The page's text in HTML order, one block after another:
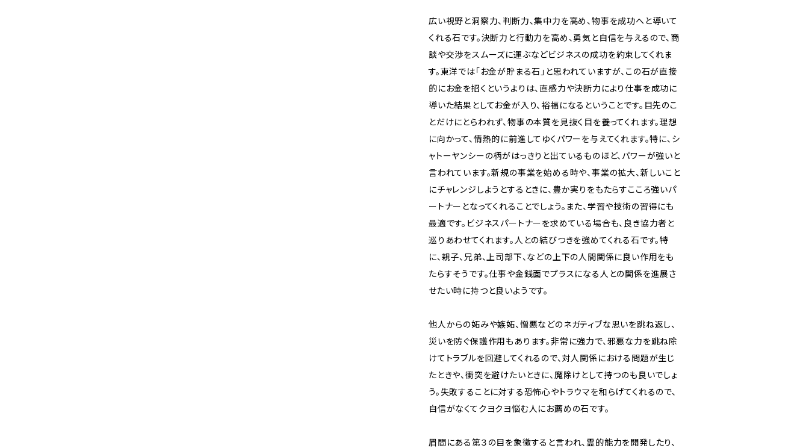
広い視野と洞察力、判断力、集中力を高め、物事を成功へと導いて
くれる石です。決断力と行動力を高め、勇気と自信を与えるので、商
談や交渉をスムーズに運ぶなどビジネスの成功を約束してくれま
す。東洋では「お金が貯まる石」と思われていますが、この石が直接
的にお金を招くというよりは、直感力や決断力により仕事を成功に
導いた結果としてお金が入り、裕福になるということです。目先のこ
とだけにとらわれず、物事の本質を見抜く目を養ってくれます。理想
に向かって、情熱的に前進してゆくパワーを与えてくれます。特に、シ
ャトーヤンシーの柄がはっきりと出ているものほど、パワーが強いと
言われています。新規の事業を始める時や、事業の拡大、新しいこと
にチャレンジしようとするときに、豊か実りをもたらすこころ強いパ
ートナーとなってくれることでしょう。また、学習や技術の習得にも
最適です。ビジネスパートナーを求めている場合も、良き協力者と
巡りあわせてくれます。人との結びつきを強めてくれる石です。特
に、親子、兄弟、上司部下、などの上下の人間関係に良い作用をも
たらすそうです。仕事や金銭面でプラスになる人との関係を進展さ
せたい時に持つと良いようです。
他人からの妬みや嫉妬、憎悪などのネガティブな思いを跳ね返し、
災いを防ぐ保護作用もあります。非常に強力で、邪悪な力を跳ね除
けてトラブルを回避してくれるので、対人関係における問題が生じ
たときや、衝突を避けたいときに、魔除けとして持つのも良いでしょ
う。失敗することに対する恐怖心やトラウマを和らげてくれるので、
自信がなくてクヨクヨ悩む人にお薦めの石です。
眉間にある第３の目を象徴すると言われ、霊的能力を開発したり、